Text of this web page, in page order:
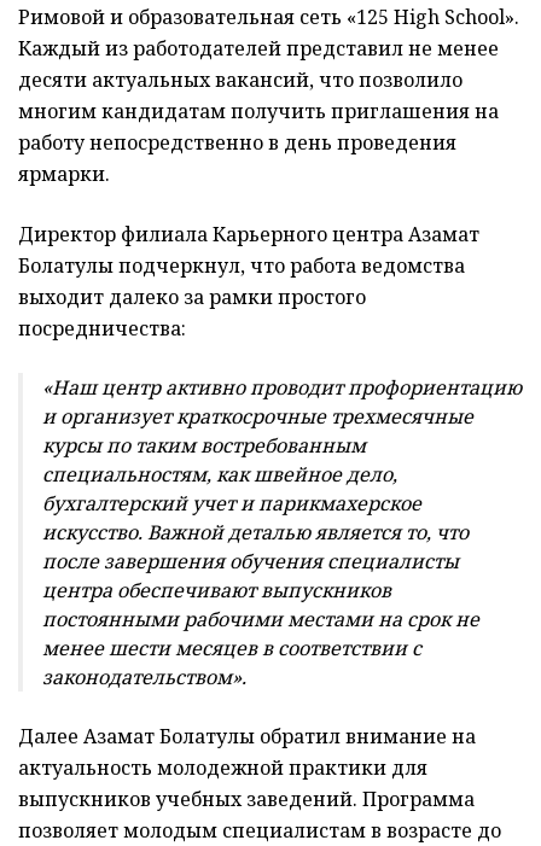
Римовой и образовательная сеть «125 High School».
Каждый из работодателей представил не менее
десяти актуальных вакансий, что позволило
многим кандидатам получить приглашения на
работу непосредственно в день проведения
ярмарки.
Директор филиала Карьерного центра Азамат
Болатулы подчеркнул, что работа ведомства
выходит далеко за рамки простого
посредничества:
«Наш центр активно проводит профориентацию
и организует краткосрочные трехмесячные
курсы по таким востребованным
специальностям, как швейное дело,
бухгалтерский учет и парикмахерское
искусство. Важной деталью является то, что
после завершения обучения специалисты
центра обеспечивают выпускников
постоянными рабочими местами на срок не
менее шести месяцев в соответствии с
законодательством».
Далее Азамат Болатулы обратил внимание на
актуальность молодежной практики для
выпускников учебных заведений. Программа
позволяет молодым специалистам в возрасте до